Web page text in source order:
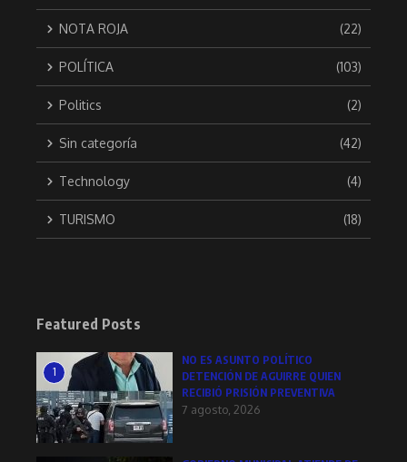
NOTA ROJA (22)
POLÍTICA (103)
Politics (2)
Sin categoría (42)
Technology (4)
TURISMO (18)
Featured Posts
1
NO ES ASUNTO POLÍTICO
DETENCIÓN DE AGUIRRE QUIEN
RECIBIÓ PRISIÓN PREVENTIVA
7 agosto, 2026